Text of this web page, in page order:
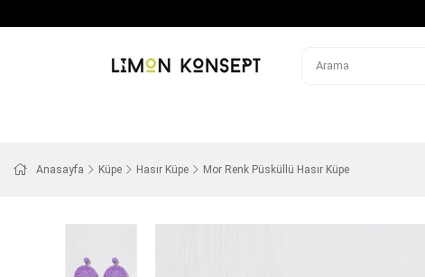
Anasayfa Küpe Hasır Küpe Mor Renk Püsküllü Hasır Küpe